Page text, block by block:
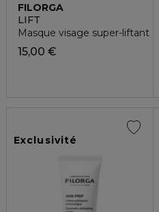
FILORGA
LIFT
Masque visage super-liftant
15,00 €
Exclusivité